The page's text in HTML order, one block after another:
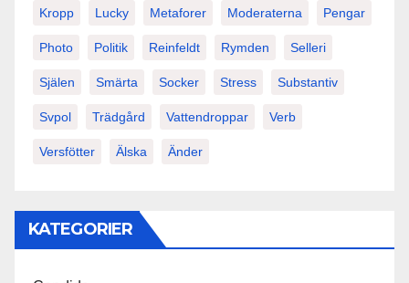
Kropp Lucky Metaforer Moderaterna Pengar
Photo Politik Reinfeldt Rymden Selleri
Själen Smärta Socker Stress Substantiv
Svpol Trädgård Vattendroppar Verb
Versfötter Älska Änder
KATEGORIER